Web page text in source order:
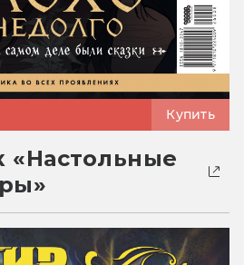
Купить
«Настольные